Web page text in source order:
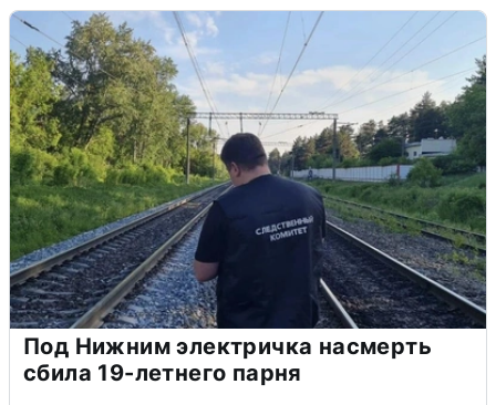
Под Нижним электричка насмерть
сбила 19-летнего парня